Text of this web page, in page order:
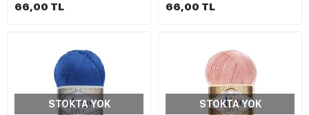
66,00 TL 66,00 TL
STOKTA YOK STOKTA YOK